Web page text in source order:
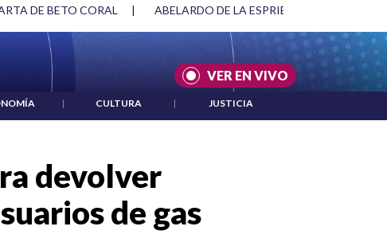
LA ESPRIELLA Y DMG | ACUERDOS ENTRE ESTADOS UNIDOS E
VER EN VIVO
| CULTURA | JUSTICIA
devolver
de gas